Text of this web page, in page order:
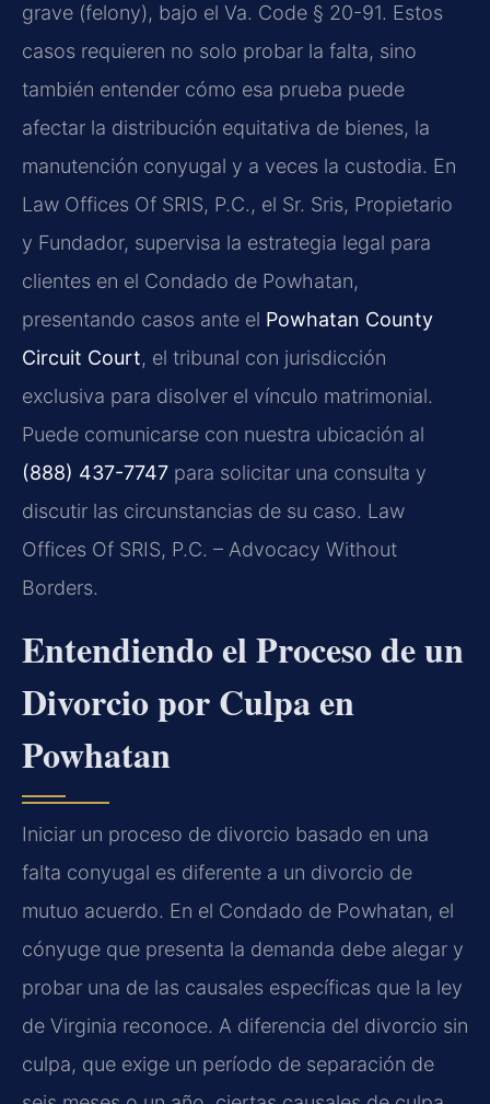
grave (felony), bajo el Va. Code § 20-91. Estos
casos requieren no solo probar la falta, sino
también entender cómo esa prueba puede
afectar la distribución equitativa de bienes, la
manutención conyugal y a veces la custodia. En
Law Offices Of SRIS, P.C., el Sr. Sris, Propietario
y Fundador, supervisa la estrategia legal para
clientes en el Condado de Powhatan,
presentando casos ante el Powhatan County
Circuit Court, el tribunal con jurisdicción
exclusiva para disolver el vínculo matrimonial.
Puede comunicarse con nuestra ubicación al
(888) 437-7747 para solicitar una consulta y
discutir las circunstancias de su caso. Law
Offices Of SRIS, P.C. – Advocacy Without
Borders.
Entendiendo el Proceso de un
Divorcio por Culpa en
Powhatan
Iniciar un proceso de divorcio basado en una
falta conyugal es diferente a un divorcio de
mutuo acuerdo. En el Condado de Powhatan, el
cónyuge que presenta la demanda debe alegar y
probar una de las causales específicas que la ley
de Virginia reconoce. A diferencia del divorcio sin
culpa, que exige un período de separación de